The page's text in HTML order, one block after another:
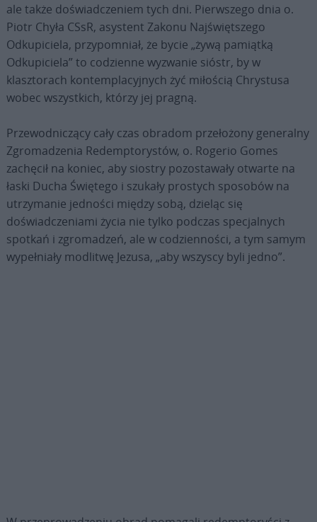
ale także doświadczeniem tych dni. Pierwszego dnia o.
Piotr Chyła CSsR, asystent Zakonu Najświętszego
Odkupiciela, przypomniał, że bycie „żywą pamiątką
Odkupiciela” to codzienne wyzwanie sióstr, by w
klasztorach kontemplacyjnych żyć miłością Chrystusa
wobec wszystkich, którzy jej pragną.
Przewodniczący cały czas obradom przełożony generalny
Zgromadzenia Redemptorystów, o. Rogerio Gomes
zachęcił na koniec, aby siostry pozostawały otwarte na
łaski Ducha Świętego i szukały prostych sposobów na
utrzymanie jedności między sobą, dzieląc się
doświadczeniami życia nie tylko podczas specjalnych
spotkań i zgromadzeń, ale w codzienności, a tym samym
wypełniały modlitwę Jezusa, „aby wszyscy byli jedno”.